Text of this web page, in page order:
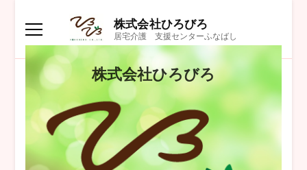
株式会社ひろびろ
居宅介護 支援センターふなばし
株式会社ひろびろ